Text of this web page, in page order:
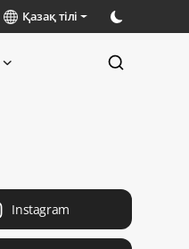
Қазақ тілі
Instagram